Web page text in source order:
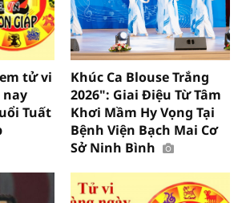
tử vi
nay
Tuất
Khúc Ca Blouse Trắng
2026": Giai Điệu Từ Tâm
Khơi Mầm Hy Vọng Tại
Bệnh Viện Bạch Mai Cơ
Sở Ninh Bình